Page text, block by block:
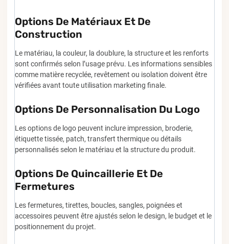
Options De Matériaux Et De
Construction
Le matériau, la couleur, la doublure, la structure et les renforts
sont confirmés selon l’usage prévu. Les informations sensibles
comme matière recyclée, revêtement ou isolation doivent être
vérifiées avant toute utilisation marketing finale.
Options De Personnalisation Du Logo
Les options de logo peuvent inclure impression, broderie,
étiquette tissée, patch, transfert thermique ou détails
personnalisés selon le matériau et la structure du produit.
Options De Quincaillerie Et De
Fermetures
Les fermetures, tirettes, boucles, sangles, poignées et
accessoires peuvent être ajustés selon le design, le budget et le
positionnement du projet.